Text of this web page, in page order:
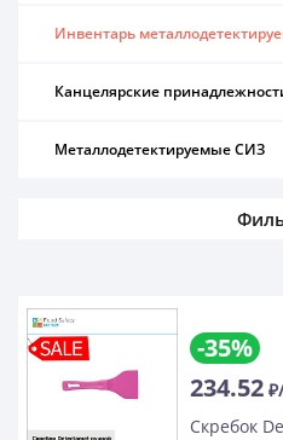
Инвентарь
Канцелярские
Металлодетектируемые СИЗ
-35%
234.52
Скребок